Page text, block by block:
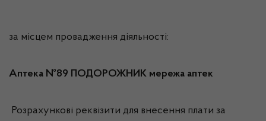
за місцем провадження діяльності:
Аптека №89 ПОДОРОЖНИК мережа аптек
Розрахункові реквізити для внесення плати за